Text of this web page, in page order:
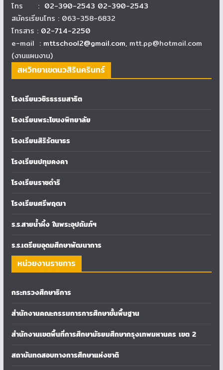
โทร : 02-390-2543 02-390-2543
สมัครเรียนโทร : 063-358-6832
โทรสาร : 02-714-2250
e-mail : mttschool2@gmail.com, mtt.pp@hotmail.com
(งานแผนงาน)
สหวิทยาเขตนวสิรินครินทร์
โรงเรียนวชิรธรรมสาธิต
โรงเรียนพระโขนงพิทยาลัย
โรงเรียนสิริรัตนาธร
โรงเรียนปทุมคงคา
โรงเรียนราชดำริ
โรงเรียนศรีพฤฒา
ร.ร.สายน้ำผึ้ง ในพระอุปถัมภ์ฯ
ร.ร.เตรียมอุดมศึกษาพัฒนาการ
หน่วยงานราชการ
กระทรวงศึกษาธิการ
สำนักงานคณะกรรมการการศึกษาขั้นพื้นฐาน
สำนักงานเขตพื้นที่การศึกษามัธยมศึกษากรุงเทพมหานคร เขต 2
สถาบันทดสอบทางการศึกษาแห่งชาติ